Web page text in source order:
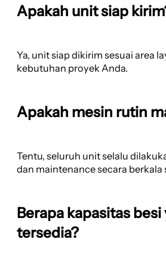
Apakah unit siap
Ya, unit siap dikirim sesuai area
kebutuhan proyek Anda.
Apakah mesin rutin
Tentu, seluruh unit selalu
dan maintenance secara berkala
Berapa kapasitas besi
tersedia?